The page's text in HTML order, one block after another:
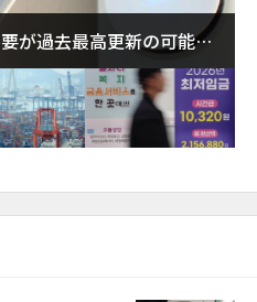
が過去最高更新の可能性